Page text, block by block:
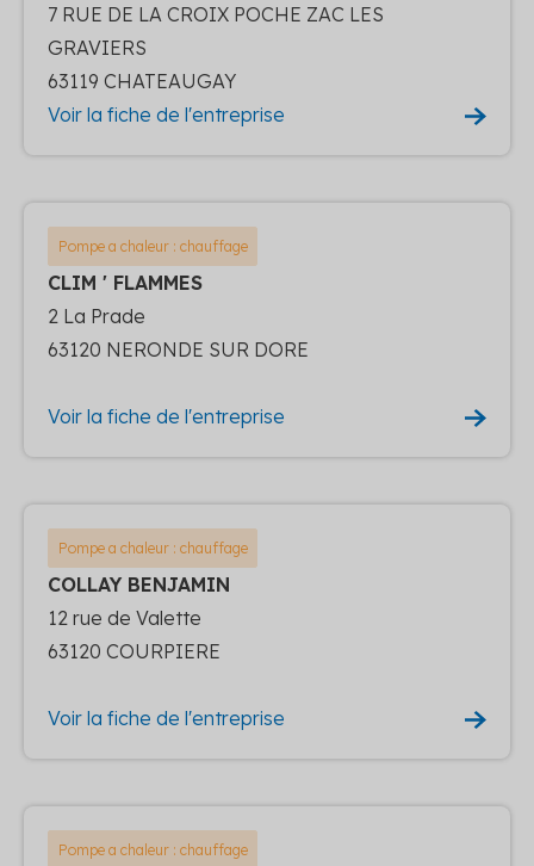
7 RUE DE LA CROIX POCHE ZAC LES
GRAVIERS
63119 CHATEAUGAY
Voir la fiche de l'entreprise
Pompe a chaleur : chauffage
CLIM ' FLAMMES
2 La Prade
63120 NERONDE SUR DORE
Voir la fiche de l'entreprise
Pompe a chaleur : chauffage
COLLAY BENJAMIN
12 rue de Valette
63120 COURPIERE
Voir la fiche de l'entreprise
Pompe a chaleur : chauffage